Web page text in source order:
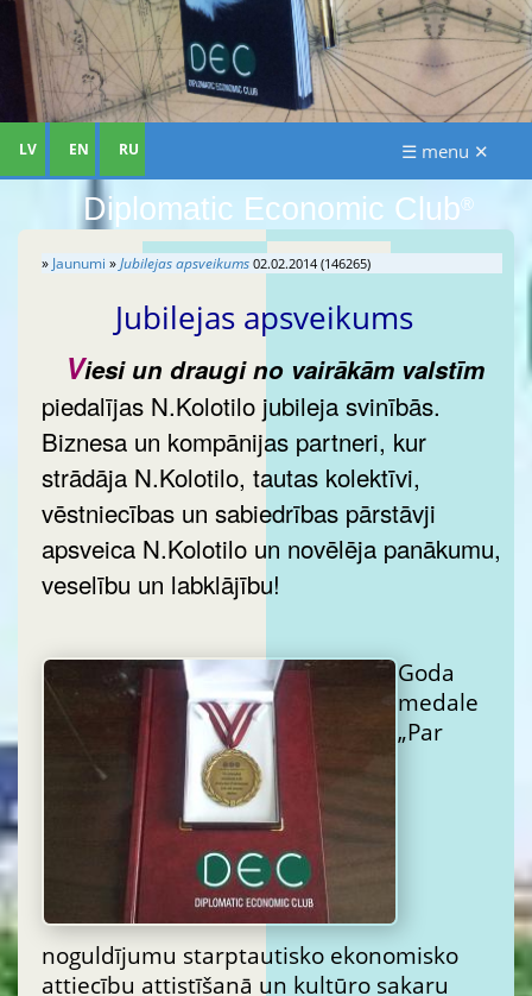
Diplomatic Economic Club®
LV EN RU ☰ menu ✕
» Jaunumi »Jubilejas apsveikums 02.02.2014 (146265)
Jubilejas apsveikums
Viesi un draugi no vairākām valstīm
piedalījas N.Kolotilo jubileja svinībās.
Biznesa un kompānijas partneri, kur
strādāja N.Kolotilo, tautas kolektīvi,
vēstniecības un sabiedrības pārstāvji
apsveica N.Kolotilo un novēlēja panākumu,
veselību un labklājību!
Goda
medale
„Par
noguldījumu starptautisko ekonomisko
attiecību attistīšanā un kultūro sakaru